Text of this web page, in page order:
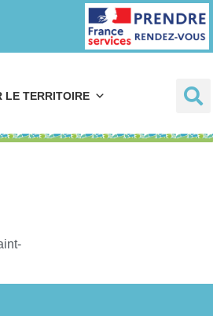
Prendre rendez-
vous
LE TERRITOIRE